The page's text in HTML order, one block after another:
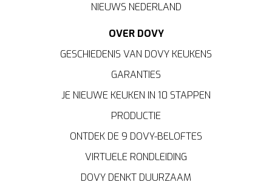
NIEUWS NEDERLAND
OVER DOVY
GESCHIEDENIS VAN DOVY KEUKENS
GARANTIES
JE NIEUWE KEUKEN IN 10 STAPPEN
PRODUCTIE
ONTDEK DE 9 DOVY-BELOFTES
VIRTUELE RONDLEIDING
DOVY DENKT DUURZAAM